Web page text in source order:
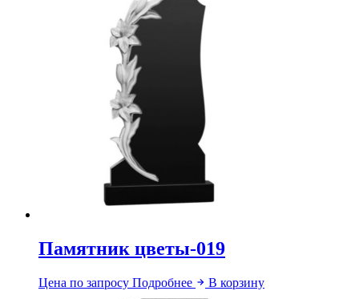
Памятник цветы-019
Цена по запросу Подробнее В корзину